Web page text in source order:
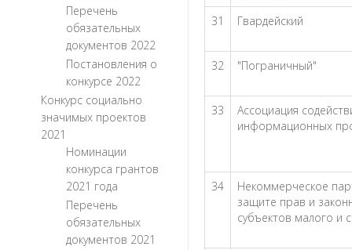
Перечень
обязательных
документов 2022
Постановления о
конкурсе 2022
Конкурс социально
значимых проектов
2021
Номинации
конкурса грантов
2021 года
Перечень
обязательных
документов 2021
31
Гвардейский
32 "Пограничный"
33
Ассоциация
информационных
34
Некоммерческое
защите прав и
субъектов малого и